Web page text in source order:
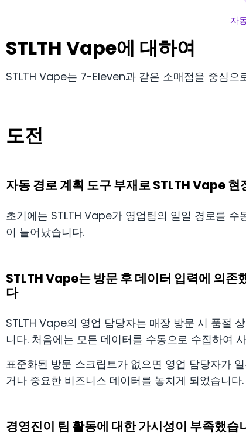
자
STLTH Vape에 대하여
STLTH Vape는 7-Eleven과 같은 소매점을 중심으
도전
자동 경로 계획 도구 부재로 STLTH Vape 현
초기에는 STLTH Vape가 영업팀의 일일 경로를
이 늘어났습니다.
STLTH Vape는 방문 후 데이터 입력에 의존
다
STLTH Vape의 영업 담당자는 매장 방문 시 품절
니다. 처음에는 모든 데이터를 수동으로 수집하여
표준화된 방문 스크립트가 없으면 영업 담당자가
거나 중요한 비즈니스 데이터를 놓치게 되었습니다.
경영진이 팀 활동에 대한 가시성이 부족했습